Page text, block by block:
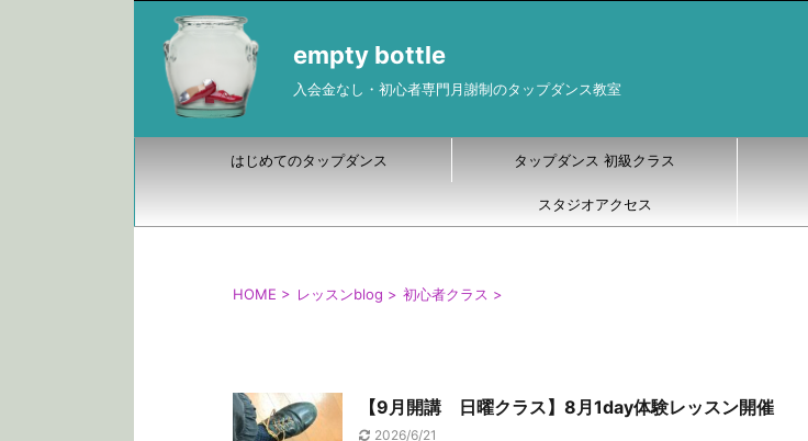
empty bottle
入会金なし・初心者専門月謝制のタップダンス教室
はじめてのタップダンス タップダンス 初級クラス
スタジオアクセス
HOME > レッスンblog > 初心者クラス >
【9月開講 日曜クラス】8月1day体験レッスン開催
2026/6/21